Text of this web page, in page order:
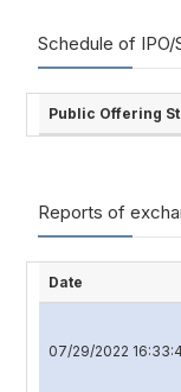
Schedule of IPO/
Public Offering
Reports of
Date
07/29/2022